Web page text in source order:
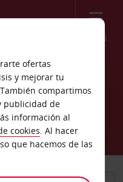
Menú
ofertas
y mejorar tu
compartimos
publicidad de
información al
cookies. Al hacer
que hacemos de las